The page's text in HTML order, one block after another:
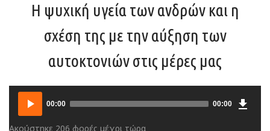
Η ψυχική υγεία των ανδρών και η
σχέση της με την αύξηση των
αυτοκτονιών στις μέρες μας
Audio
Player
00:00 00:00
Ακούστηκε 206 φορές μέχρι τώρα